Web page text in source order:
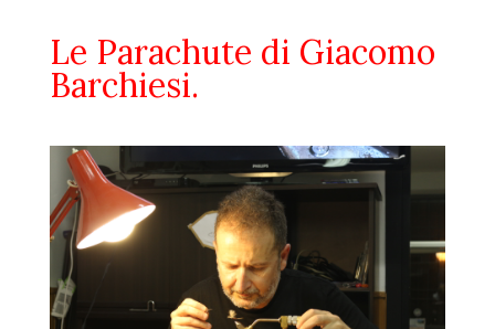
Le Parachute di Giacomo
Barchiesi.